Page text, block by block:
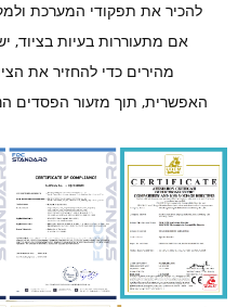
להכיר את תפקודי המערכת
אם מתעוררות בעיות בציוד, יש
מהירים כדי להחזיר את
האפשרית, תוך מזעור הפסדים